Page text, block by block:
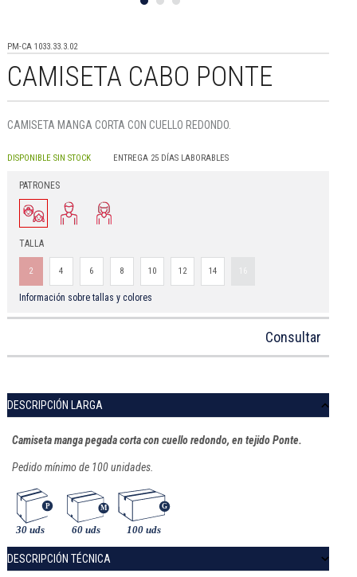
PM-CA 1033.33.3.02
CAMISETA CABO PONTE
CAMISETA MANGA CORTA CON CUELLO REDONDO.
DISPONIBLE SIN STOCK ENTREGA 25 DÍAS LABORABLES
PATRONES
TALLA
2 4 6 8 10 12 14 16
Información sobre tallas y colores
Consultar
DESCRIPCIÓN LARGA
Camiseta manga pegada corta con cuello redondo, en tejido Ponte.
Pedido mínimo de 100 unidades.
DESCRIPCIÓN TÉCNICA